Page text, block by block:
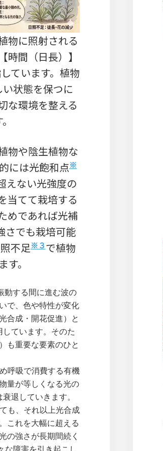
物に照射される
間（日長）】
ています。植物
状態を保つに
な環境を整える
物や陰生植物な
には光飽和点※
えない光強度の
当てて栽培する
めであれば光補
さでも栽培可能
不足※３で植物
。
動する間に進む波の
で、色や特性が変化
合成・開花促進）と
ています。そのた
も重要な要素のひと
呼吸で消費する有機
量が等しくなる光の
退していきます。
も、それ以上光合成
これを大幅に超える
の強さが長期間続く